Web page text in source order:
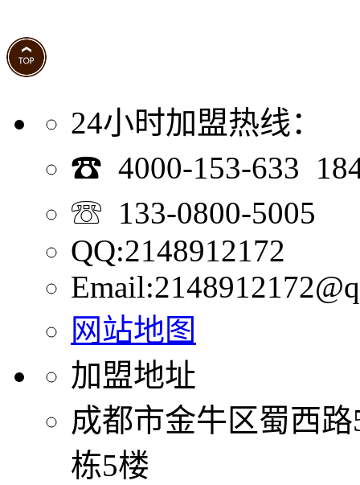
24小时加盟热线：
☎ 4000-153-633
☏ 133-0800-5005
QQ:2148912172
网站地图
加盟地址
成都市金牛区蜀西
栋5楼